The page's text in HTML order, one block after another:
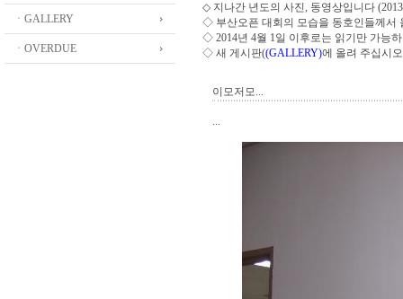
ㆍGALLERY
ㆍOVERDUE
◇ 지나간 년도의 사진, 동영상입니다
◇ 부산오픈 대회의 모습을 동호인들께서
◇ 2014년 4월 1일 이후로는 읽기만 가능
◇ 새 게시판((GALLERY)에 올려 주십시오
이모저모...
...